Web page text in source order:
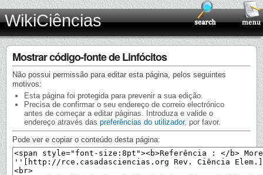
WikiCiências
Mostrar código-fonte de Linfócitos
Não possui permissão para editar esta página, pelos seguintes
motivos:
Esta página foi protegida para prevenir a sua edição.
Precisa de confirmar o seu endereço de correio electrónico
antes de começar a editar páginas. Introduza e valide o
endereço através das preferências do utilizador, por favor.
Pode ver e copiar o conteúdo desta página: